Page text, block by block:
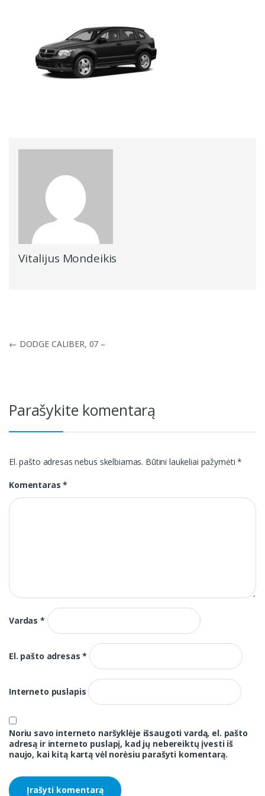
Vitalijus Mondeikis
Navigacija
← DODGE CALIBER, 07 –
Parašykite komentarą
El. pašto adresas nebus skelbiamas. Būtini laukeliai pažymėti*
Komentaras*
Vardas*
El. pašto adresas*
Interneto puslapis
Noriu savo interneto naršyklėje išsaugoti vardą, el. pašto
adresą ir interneto puslapį, kad jų nebereiktų įvesti iš
naujo, kai kitą kartą vėl norėsiu parašyti komentarą.